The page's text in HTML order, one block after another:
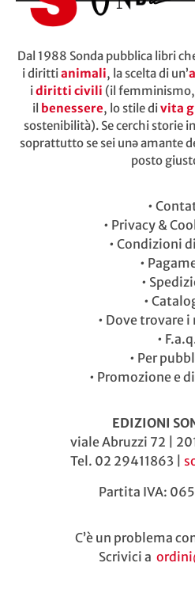
Dal 1988 Sonda pubblica libri
i dirittianimali, la scelta di un’
idiritti civili (il
il benessere, lo stile divita
sostenibilità). Se cerchi storie
soprattutto se sei unə amante
posto
•
• Privacy &
• Condizioni
•
•
•
• Dove trovare
•
• Per
• Promozione e
EDIZIONI
viale Abruzzi 72 |
Tel. 02 29411863 |
Partita IVA:
C’è un problema
Scrivici a